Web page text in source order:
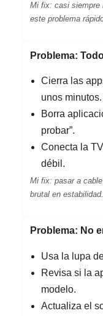
Mi fix: casi siempre
este problema
Problema:
Cierra las
unos minutos.
Borra
probar”.
Conecta la
débil.
Mi fix: pasar a
brutal en estabilidad.
Problema: No
Usa la lupa
Revisa si la
modelo.
Actualiza el